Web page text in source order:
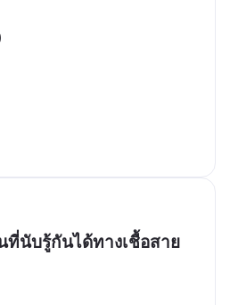
ที่นับรู้กันได้ทางเชื้อสาย